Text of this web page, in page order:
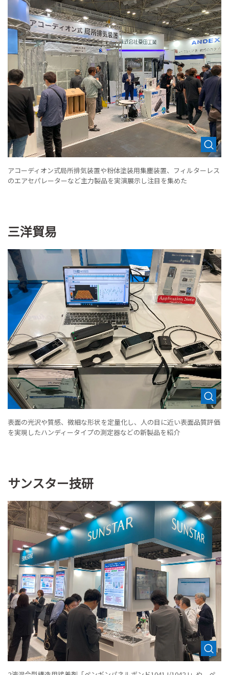
アコーディオン式局所排気装置や粉体塗装用集塵装置、フィルターレス
のエアセパレーターなど主力製品を実演展示し注目を集めた
三洋貿易
表面の光沢や質感、微細な形状を定量化し、人の目に近い表面品質評価
を実現したハンディータイプの測定器などの新製品を紹介
サンスター技研